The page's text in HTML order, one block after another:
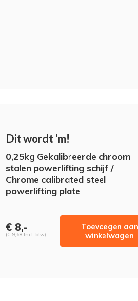
Dit wordt 'm!
0,25kg Gekalibreerde chroom
stalen powerlifting schijf /
Chrome calibrated steel
powerlifting plate
€ 8,-
(€ 9,68 Incl. btw)
Toevoegen aan
winkelwagen